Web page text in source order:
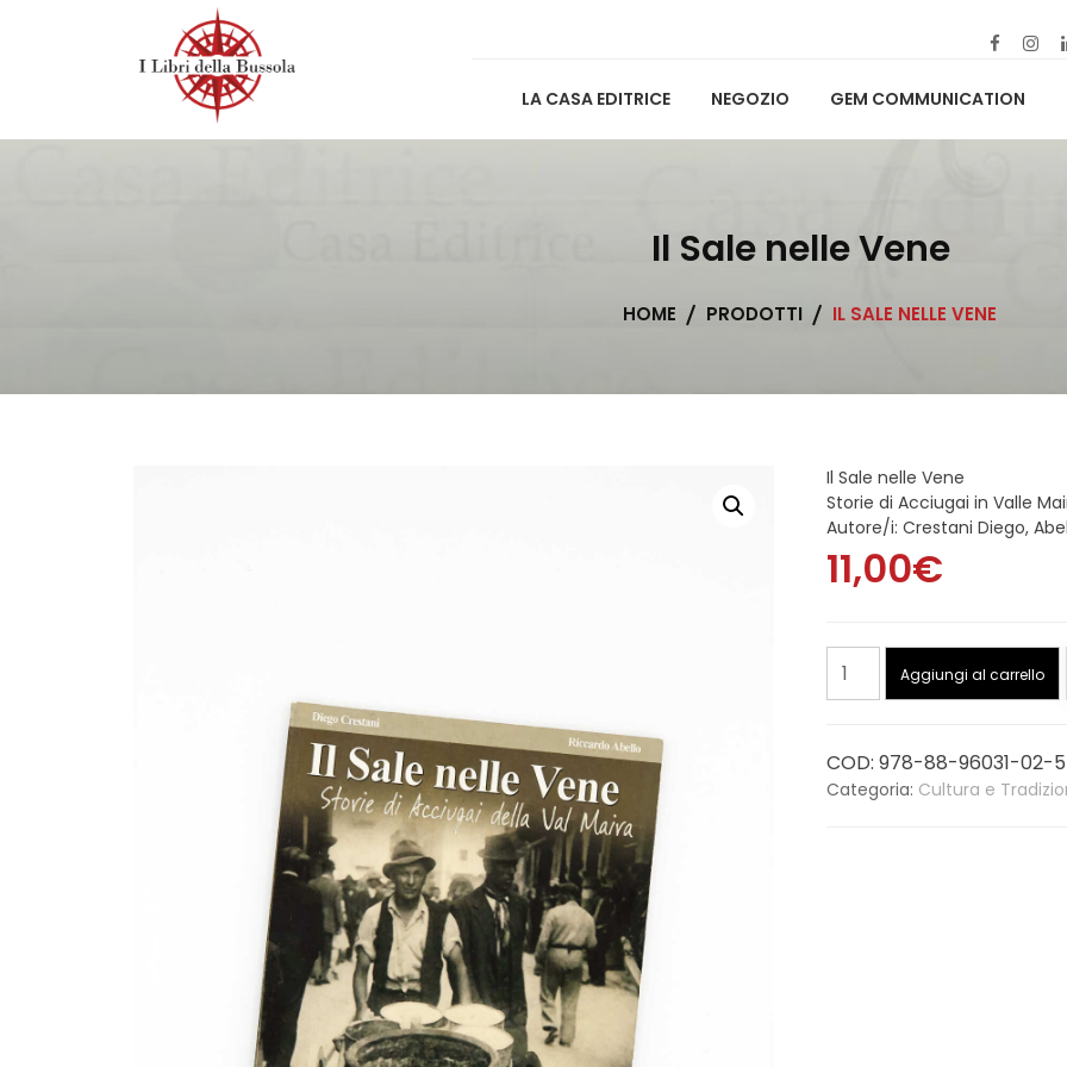
I Libri Della Bussola
LA CASA EDITRICE NEGOZIO GEM COMMUNICATION
Il Sale nelle Vene
HOME PRODOTTI IL SALE NELLE VENE
Il Sale nelle Vene
Storie di Acciugai in Valle
Autore/i: Crestani Diego,
11,00€
Sale
quantità
Aggiungi al carrello
COD:978-88-96031-02-5
Categoria: Cultura e